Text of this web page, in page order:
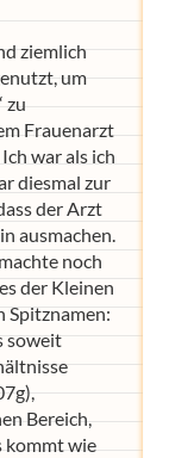
ziemlich
um
zu
Frauenarzt
war als ich
diesmal zur
der Arzt
ausmachen.
noch
der Kleinen
Spitznamen:
soweit
Bereich,
kommt wie